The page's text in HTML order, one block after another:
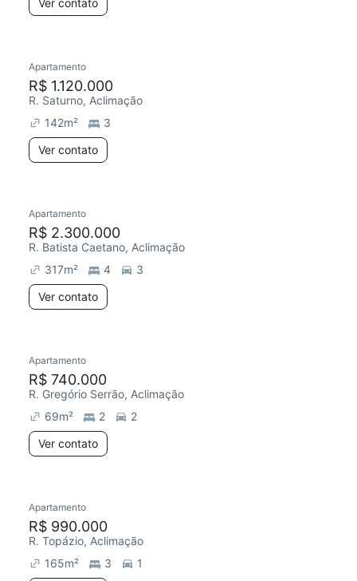
Ver contato
Apartamento
R$ 1.120.000
R. Saturno, Aclimação
142m²
3
Ver contato
Apartamento
R$ 2.300.000
R. Batista Caetano, Aclimação
317m² 4
3
Ver contato
Apartamento
R$ 740.000
R. Gregório Serrão, Aclimação
69m² 2
2
Ver contato
Apartamento
R$ 990.000
R. Topázio, Aclimação
165m² 3
1